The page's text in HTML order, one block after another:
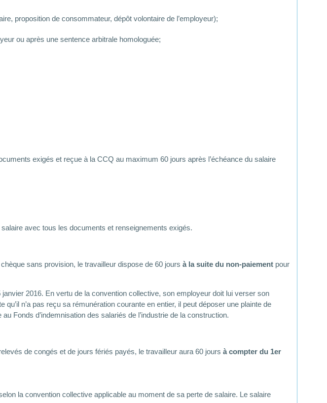
proposition de consommateur, dépôt volontaire de l’employeur);
ou après une sentence arbitrale homologuée;
exigés et reçue à la CCQ au maximum 60 jours après l’échéance du salaire
avec tous les documents et renseignements exigés.
sans provision, le travailleur dispose de 60 jours à la suite du non-paiement pour
2016. En vertu de la convention collective, son employeur doit lui verser son
n’a pas reçu sa rémunération courante en entier, il peut déposer une plainte de
Fonds d’indemnisation des salariés de l’industrie de la construction.
de congés et de jours fériés payés, le travailleur aura 60 jours à compter du 1er
la convention collective applicable au moment de sa perte de salaire. Le salaire